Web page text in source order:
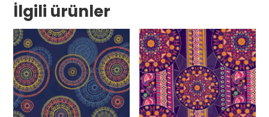
İlgili ürünler